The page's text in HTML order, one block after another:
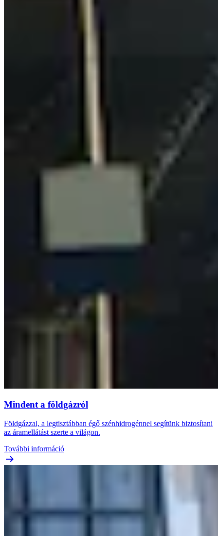
Mindent a földgázról
Földgázzal, a legtisztábban égő szénhidrogénnel segítünk biztosítani
az áramellátást szerte a világon.
További információ